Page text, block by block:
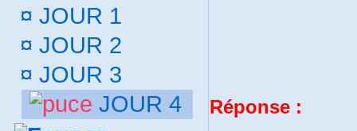
¤ JOUR 1
¤ JOUR 2
¤ JOUR 3
JOUR 4
Réponse :